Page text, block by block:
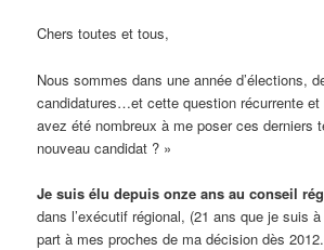
Chers toutes et tous,
Nous sommes dans une année d’élections,
candidatures…et cette question récurrente et
avez été nombreux à me poser ces derniers
nouveau candidat ? »
Je suis élu depuis onze ans au conseil
dans l’exécutif régional, (21 ans que je suis
part à mes proches de ma décision dès 2012.